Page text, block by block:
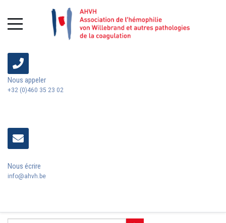
Nous appeler
+32 (0)460 35 23 02
Nous écrire
info@ahvh.be